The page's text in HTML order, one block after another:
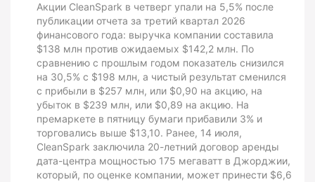
Акции CleanSpark в четверг упали на 5,5% после
публикации отчета за третий квартал 2026
финансового года: выручка компании составила
$138 млн против ожидаемых $142,2 млн. По
сравнению с прошлым годом показатель снизился
на 30,5% с $198 млн, а чистый результат сменился
с прибыли в $257 млн, или $0,90 на акцию, на
убыток в $239 млн, или $0,89 на акцию. На
премаркете в пятницу бумаги прибавили 3% и
торговались выше $13,10. Ранее, 14 июля,
CleanSpark заключила 20-летний договор аренды
дата-центра мощностью 175 мегаватт в Джорджии,
который, по оценке компании, может принести $6,6